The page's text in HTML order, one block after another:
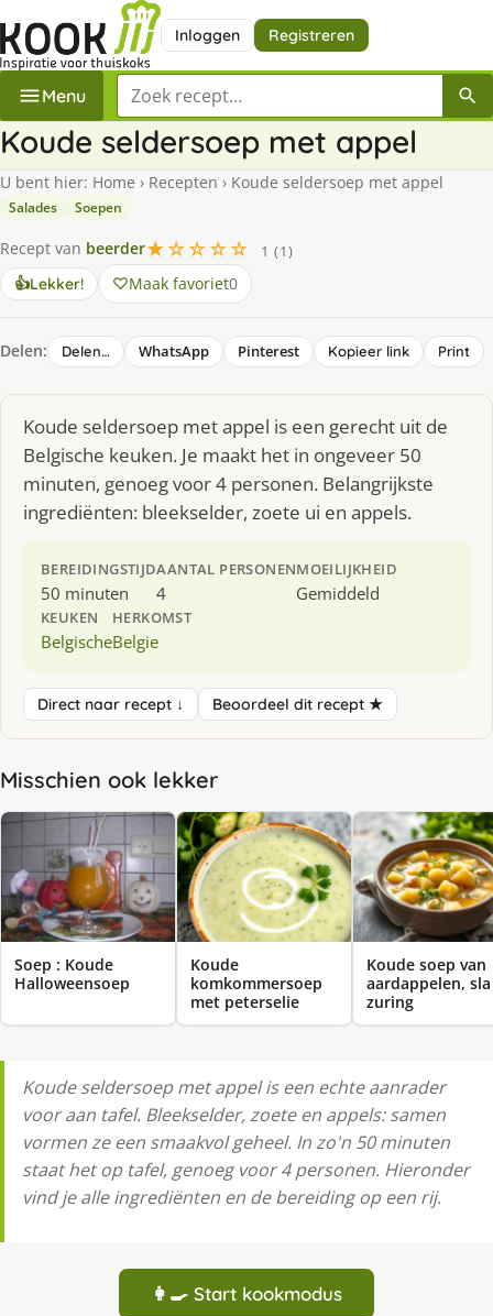
Inloggen Registreren
Menu Zoek een recept
Koude seldersoep met appel
U bent hier: Home › Recepten › Koude seldersoep met appel
Salades Soepen
Recept van beerder★☆☆☆☆
1 (1)
👍Lekker! Maak favoriet0
Delen: Delen… WhatsApp Pinterest Kopieer link Print
Koude seldersoep met appel is een gerecht uit de
Belgische keuken. Je maakt het in ongeveer 50
minuten, genoeg voor 4 personen. Belangrijkste
ingrediënten: bleekselder, zoete ui en appels.
BEREIDINGSTIJD
50 minuten
AANTAL PERSONEN
4
MOEILIJKHEID
Gemiddeld
KEUKEN
Belgische
HERKOMST
Belgie
Direct naar recept ↓ Beoordeel dit recept ★
Misschien ook lekker
Soep : Koude
Halloweensoep
Koude
komkommersoep
met peterselie
Koude soep van
aardappelen,
zuring
Koude seldersoep met appel is een echte aanrader
voor aan tafel. Bleekselder, zoete en appels: samen
vormen ze een smaakvol geheel. In zo'n 50 minuten
staat het op tafel, genoeg voor 4 personen. Hieronder
vind je alle ingrediënten en de bereiding op een rij.
👩‍🍳 Start kookmodus